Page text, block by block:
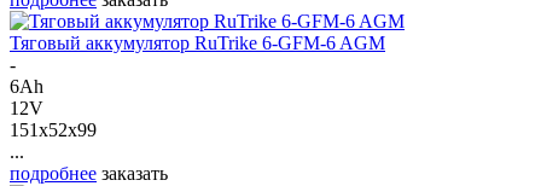
Тяговый аккумулятор RuTrike 6-GFM-6 AGM
-
6Ah
12V
151x52x99
...
подробнее заказать